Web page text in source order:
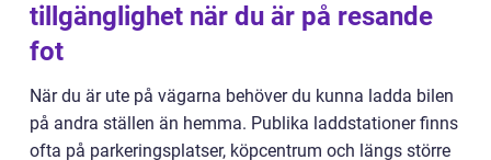
tillgänglighet när du är på resande
fot
När du är ute på vägarna behöver du kunna ladda bilen
på andra ställen än hemma. Publika laddstationer finns
ofta på parkeringsplatser, köpcentrum och längs större